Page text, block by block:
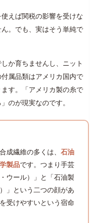
えば関税の影響を受けな
。でも、実はそう単純で
か育ちませんし、ニット
属品類はアメリカ国内で
す。「アメリカ製の糸で
のが現実なのです。
成繊維の多くは、 石油
製品です。つまり手芸
ウール）」と「石油製
」という二つの顔があ
受けやすいという宿命